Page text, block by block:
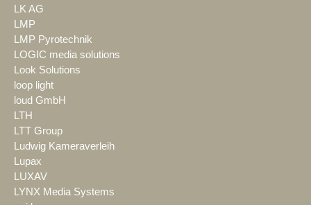
LK AG
LMP
LMP Pyrotechnik
LOGIC media solutions
Look Solutions
loop light
loud GmbH
LTH
LTT Group
Ludwig Kameraverleih
Lupax
LUXAV
LYNX Media Systems